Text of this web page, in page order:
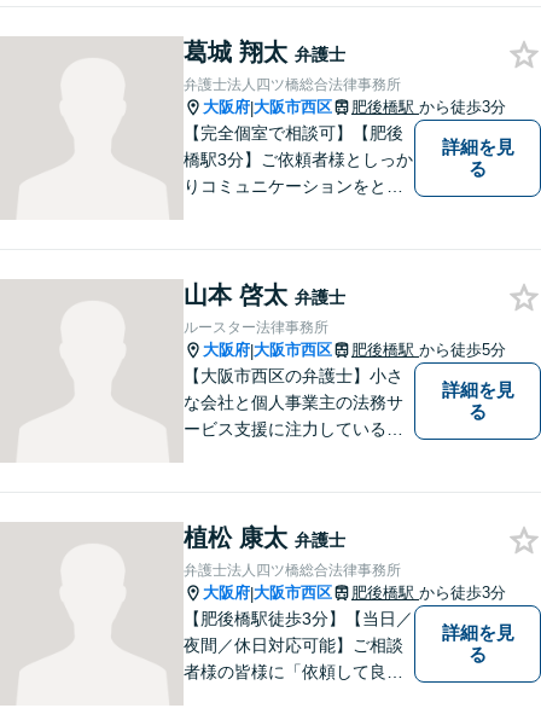
い！
葛城 翔太 弁護士
弁護士法人四ツ橋総合法律事務所
大阪府|大阪市西区 肥後橋駅 から徒歩3分
【完全個室で相談可】【肥後
橋駅3分】ご依頼者様としっか
りコミュニケーションをと
できるよう全力でサポートさ
せていただきます。一度ご相
談ください。
詳細を見
る
山本 啓太 弁護士
ルースター法律事務所
大阪府|大阪市西区 肥後橋駅 から徒歩5分
【大阪市西区の弁護士】小さ
な会社と個人事業主の法務サ
ービス支援に注力している弁
なり、 自身の知識・経験をも
とに、経営者の皆様のお役に
立ちたいと思っています。
詳細を見
る
植松 康太 弁護士
弁護士法人四ツ橋総合法律事務所
大阪府|大阪市西区 肥後橋駅 から徒歩3分
【肥後橋駅徒歩3分】【当日／
夜間／休日対応可能】ご相談
者様の皆様に「依頼して良か
詳細を見
る